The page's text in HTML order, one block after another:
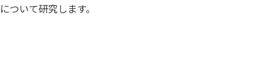
について研究します。